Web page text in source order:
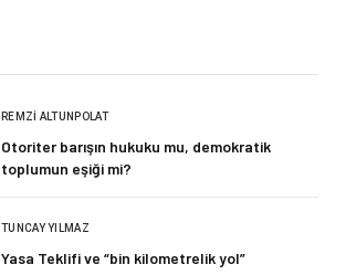
REMZI ALTUNPOLAT
Otoriter barışın hukuku mu, demokratik
toplumun eşiği mi?
TUNCAY YILMAZ
Yasa Teklifi ve “bin kilometrelik yol”